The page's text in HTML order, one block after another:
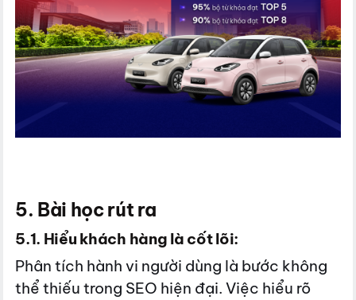
5. Bài học rút ra
5.1. Hiểu khách hàng là cốt lõi:
Phân tích hành vi người dùng là bước không
thể thiếu trong SEO hiện đại. Việc hiểu rõ